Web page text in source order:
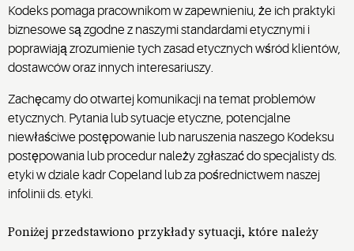
Kodeks pomaga pracownikom w zapewnieniu, że ich praktyki
biznesowe są zgodne z naszymi standardami etycznymi i
poprawiają zrozumienie tych zasad etycznych wśród klientów,
dostawców oraz innych interesariuszy.
Zachęcamy do otwartej komunikacji na temat problemów
etycznych. Pytania lub sytuacje etyczne, potencjalne
niewłaściwe postępowanie lub naruszenia naszego Kodeksu
postępowania lub procedur należy zgłaszać do specjalisty ds.
etyki w dziale kadr Copeland lub za pośrednictwem naszej
infolinii ds. etyki.
Poniżej przedstawiono przykłady sytuacji, które należy